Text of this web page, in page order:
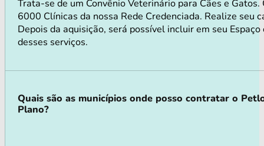
Trata-se de um Convênio Veterinário para Cães e
6000 Clínicas da nossa Rede Credenciada. Realize seu
Depois da aquisição, será possível incluir em seu
desses serviços.
Quais são as municípios onde posso contratar o
Plano?